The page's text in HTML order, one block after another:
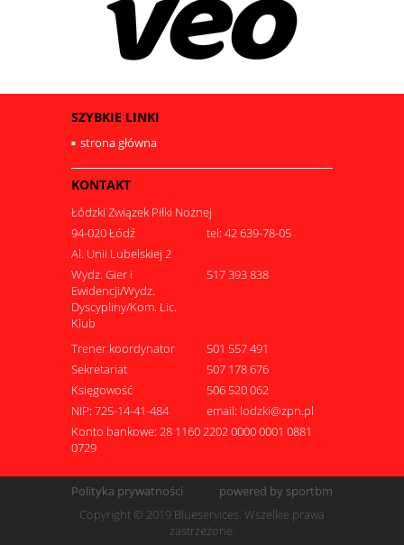
SZYBKIE LINKI
strona główna
KONTAKT
Łódzki Związek Piłki Nożnej
94-020 Łódź
tel: 42 639-78-05
Al. Unii Lubelskiej 2
Wydz. Gier i
Ewidencji/Wydz.
Dyscypliny/Kom. Lic.
Klub
517 393 838
Trener koordynator
501 557 491
Sekretariat
507 178 676
Księgowość
506 520 062
NIP: 725-14-41-484
email: lodzki@zpn.pl
Konto bankowe: 28 1160 2202 0000 0001 0881
0729
Polityka prywatności
powered by sportbm
Copyright © 2019 Blueservices. Wszelkie prawa
zastrzeżone.